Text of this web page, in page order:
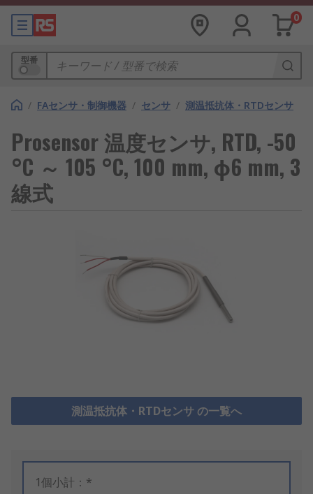
0
型番
/ FAセンサ・制御機器 / センサ / 測温抵抗体・RTDセンサ
Prosensor 温度センサ, RTD, -50
°C ～ 105 °C, 100 mm, φ6 mm, 3
線式
測温抵抗体・RTDセンサ の一覧へ
1個小計：*